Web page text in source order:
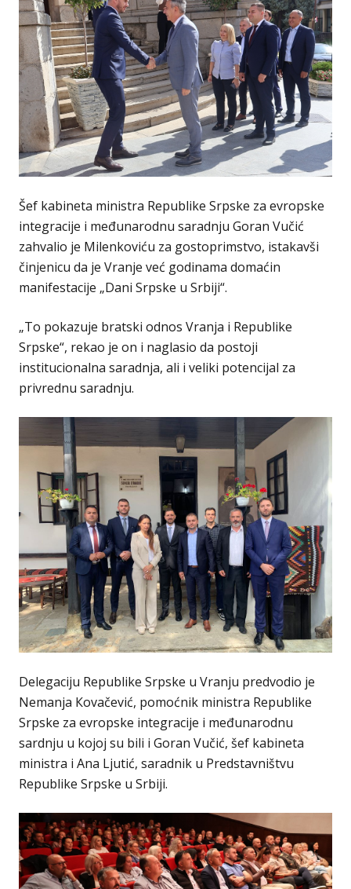
Šef kabineta ministra Republike Srpske za evropske
integracije i međunarodnu saradnju Goran Vučić
zahvalio je Milenkoviću za gostoprimstvo, istakavši
činjenicu da je Vranje već godinama domaćin
manifestacije „Dani Srpske u Srbiji“.
„To pokazuje bratski odnos Vranja i Republike
Srpske“, rekao je on i naglasio da postoji
institucionalna saradnja, ali i veliki potencijal za
privrednu saradnju.
Delegaciju Republike Srpske u Vranju predvodio je
Nemanja Кovačević, pomoćnik ministra Republike
Srpske za evropske integracije i međunarodnu
sardnju u kojoj su bili i Goran Vučić, šef kabineta
ministra i Ana Ljutić, saradnik u Predstavništvu
Republike Srpske u Srbiji.